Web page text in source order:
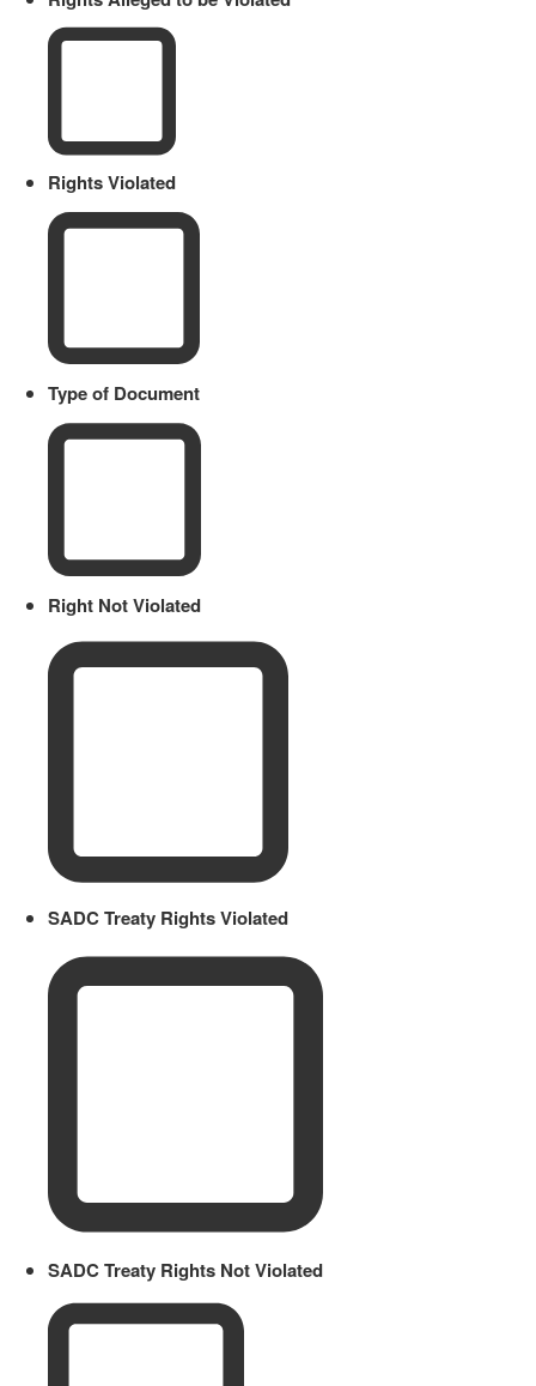
Rights Violated
Type of Document
Right Not Violated
SADC Treaty Rights Violated
SADC Treaty Rights Not Violated